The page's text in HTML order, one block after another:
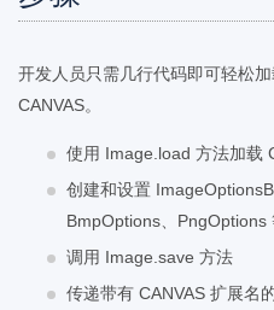
开发人员只需几行代码即可轻松
CANVAS。
使用 Image.load 方法加载
创建和设置
BmpOptions、PngOptions
调用 Image.save 方法
传递带有 CANVAS 扩展名